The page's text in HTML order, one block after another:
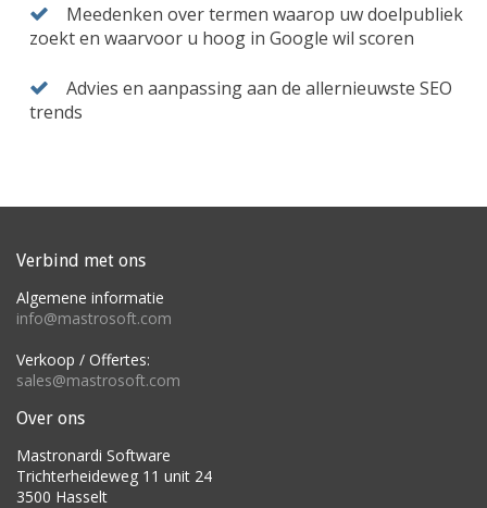
Meedenken over termen waarop uw doelpubliek
zoekt en waarvoor u hoog in Google wil scoren
Advies en aanpassing aan de allernieuwste SEO
trends
Verbind met ons
Algemene informatie
info@mastrosoft.com
Verkoop / Offertes:
sales@mastrosoft.com
Over ons
Mastronardi Software
Trichterheideweg 11 unit 24
3500 Hasselt